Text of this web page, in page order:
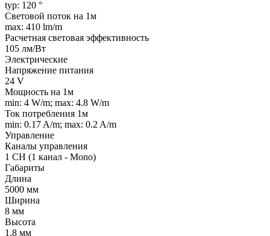
typ: 120 °
Световой поток на 1м
max: 410 lm/m
Расчетная световая эффективность
105 лм/Вт
Электрические
Напряжение питания
24 V
Мощность на 1м
min: 4 W/m; max: 4.8 W/m
Ток потребления 1м
min: 0.17 A/m; max: 0.2 A/m
Управление
Каналы управления
1 CH (1 канал - Mono)
Габариты
Длина
5000 мм
Ширина
8 мм
Высота
1.8 мм